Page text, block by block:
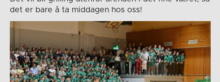
det er bare å ta middagen hos oss!